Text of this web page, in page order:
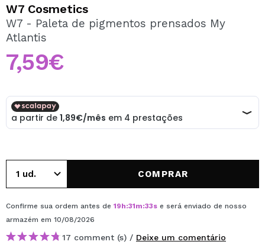
Ao criar uma conta no Maquibeauty.pt pode fazer as suas
compras rapidamente, verificar o estado das suas
W7 Cosmetics
W7 - Paleta de pigmentos prensados My
Atlantis
7,59€
COMPRAR
Confirme sua ordem antes de 19h:31m:32s e será enviado de nosso
armazém em 10/08/2026
17 comment (s) / Deixe um comentário